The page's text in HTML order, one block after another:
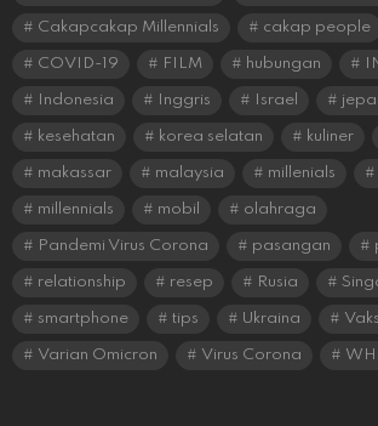
Cakapcakap Millennials cakap people
COVID-19 FILM hubungan
Indonesia Inggris Israel
kesehatan korea selatan kuliner
makassar malaysia millenials
millennials mobil olahraga
Pandemi Virus Corona pasangan
relationship resep Rusia
smartphone tips Ukraina
Varian Omicron Virus Corona